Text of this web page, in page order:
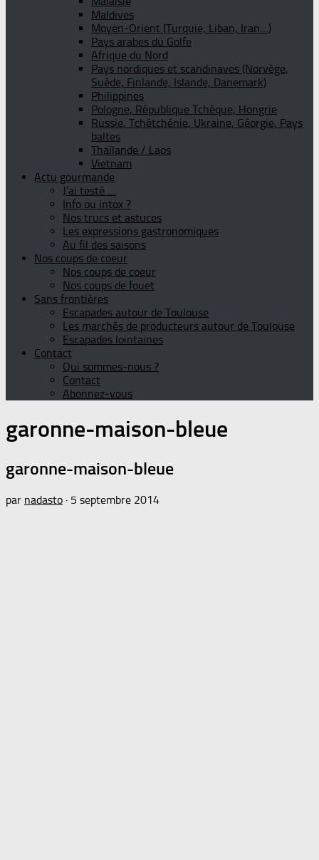
Maldives
Moyen-Orient (Turquie, Liban, Iran…)
Pays arabes du Golfe
Afrique du Nord
Pays nordiques et scandinaves (Norvège,
Suède, Finlande, Islande, Danemark)
Philippines
Pologne, République Tchèque, Hongrie
Russie, Tchétchénie, Ukraine, Géorgie, Pays
baltes
Thaïlande / Laos
Vietnam
Actu gourmande
J’ai testé …
Info ou intox ?
Nos trucs et astuces
Les expressions gastronomiques
Au fil des saisons
Nos coups de coeur
Nos coups de coeur
Nos coups de fouet
Sans frontières
Escapades autour de Toulouse
Les marchés de producteurs autour de Toulouse
Escapades lointaines
Contact
Qui sommes-nous ?
Contact
Abonnez-vous
garonne-maison-bleue
garonne-maison-bleue
par nadasto · 5 septembre 2014